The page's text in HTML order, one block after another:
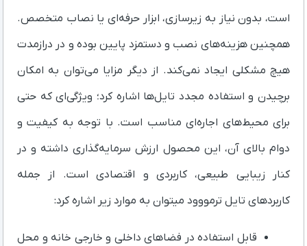
است، بدون نیاز به زیرسازی، ابزار حرفه‌ای یا نصاب متخصص.
همچنین هزینه‌های نصب و دستمزد پایین بوده و در درازمدت
هیچ مشکلی ایجاد نمی‌کند. از دیگر مزایا می‌توان به امکان
برچیدن و استفاده مجدد تایل‌ها اشاره کرد؛ ویژگی‌ای که حتی
برای محیط‌های اجاره‌ای مناسب است. با توجه به کیفیت و
دوام بالای آن، این محصول ارزش سرمایه‌گذاری داشته و در
کنار زیبایی طبیعی، کاربردی و اقتصادی است. از جمله
کاربردهای تایل ترمووود میتوان به موارد زیر اشاره کرد:
قابل استفاده در فضاهای داخلی و خارجی خانه و محل